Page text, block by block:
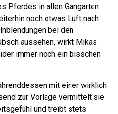
Pferdes in allen Gangarten
noch etwas Luft nach
bei den
aussehen, wirkt Mikas
immer noch ein bisschen
mit einer wirklich
zur Vorlage vermittelt sie
und treibt stets